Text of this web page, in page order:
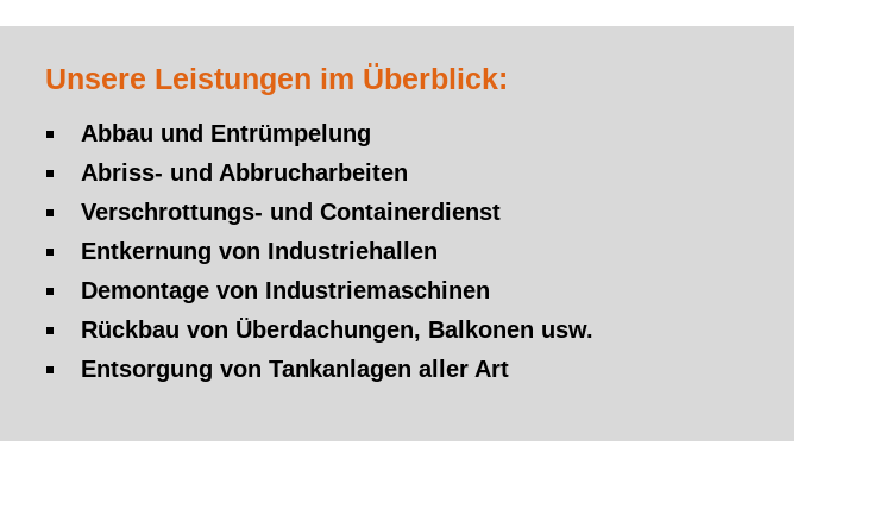
Unsere Leistungen im Überblick:
Abbau und Entrümpelung
Abriss- und Abbrucharbeiten
Verschrottungs- und Containerdienst
Entkernung von Industriehallen
Demontage von Industriemaschinen
Rückbau von Überdachungen, Balkonen usw.
Entsorgung von Tankanlagen aller Art